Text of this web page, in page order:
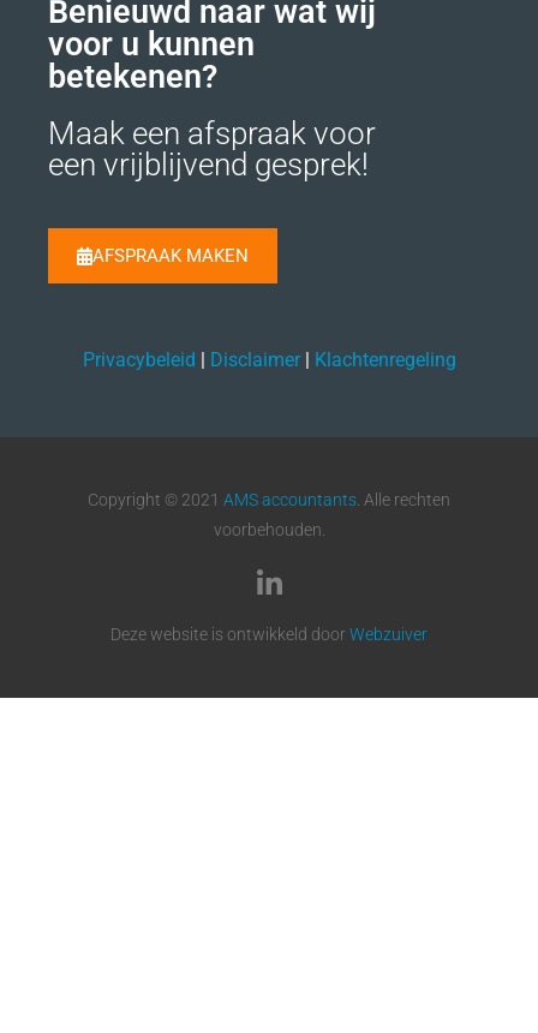
Benieuwd naar wat wij
voor u kunnen
betekenen?
Maak een afspraak voor
een vrijblijvend gesprek!
AFSPRAAK MAKEN
Privacybeleid Disclaimer| Klachtenregeling
Copyright © 2021 AMS accountants. Alle rechten
voorbehouden.
Deze website is ontwikkeld doorWebzuiver